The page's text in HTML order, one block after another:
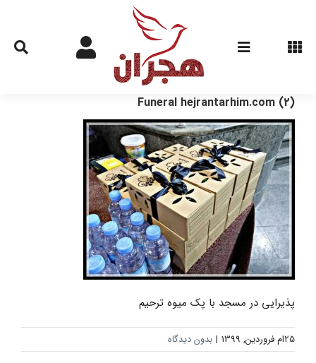
content
Funeral hejrantarhim.com (2)
پذیرایی در مسجد با پک میوه ترحیم
25ام فروردین, 1399 | بدون دیدگاه